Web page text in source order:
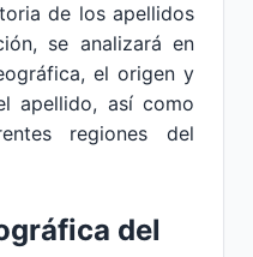
de los apellidos
se analizará en
el origen y
apellido, así como
regiones del
del